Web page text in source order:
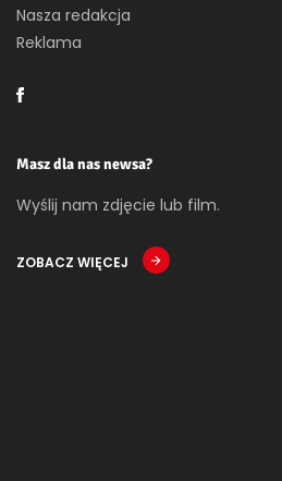
Nasza redakcja
Reklama
Masz dla nas newsa?
Wyślij nam zdjęcie lub film.
ZOBACZ WIĘCEJ